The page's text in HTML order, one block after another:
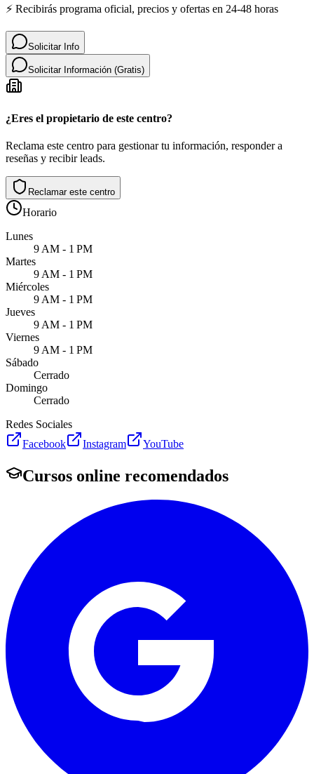
⚡ Recibirás programa oficial, precios y ofertas en 24-48 horas
Solicitar Info
Solicitar Información (Gratis)
¿Eres el propietario de este centro?
Reclama este centro para gestionar tu información, responder a
reseñas y recibir leads.
Reclamar este centro
Horario
Lunes
9 AM - 1 PM
Martes
9 AM - 1 PM
Miércoles
9 AM - 1 PM
Jueves
9 AM - 1 PM
Viernes
9 AM - 1 PM
Sábado
Cerrado
Domingo
Cerrado
Redes Sociales
Facebook
Instagram YouTube
Cursos online recomendados